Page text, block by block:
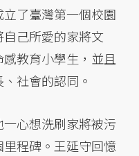
了臺灣第一個校園
己所愛的家將文
教育小學生，並且
社會的認同。
心想洗刷家將被污
程碑。王延守回憶